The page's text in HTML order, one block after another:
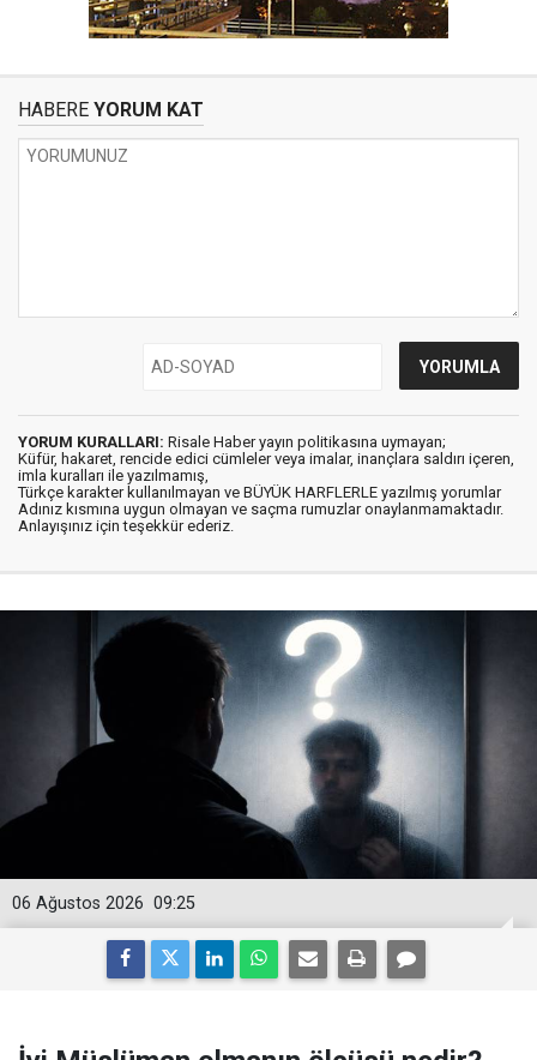
HABERE YORUM KAT
YORUM KURALLARI: Risale Haber yayın politikasına uymayan;
Küfür, hakaret, rencide edici cümleler veya imalar, inançlara saldırı içeren,
imla kuralları ile yazılmamış,
Türkçe karakter kullanılmayan ve BÜYÜK HARFLERLE yazılmış yorumlar
Adınız kısmına uygun olmayan ve saçma rumuzlar onaylanmamaktadır.
Anlayışınız için teşekkür ederiz.
09:25
06 Ağustos 2026